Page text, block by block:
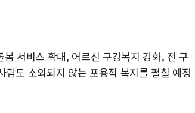
서비스 확대, 어르신 구강복지 강화, 전 구
도 소외되지 않는 포용적 복지를 펼칠 예정